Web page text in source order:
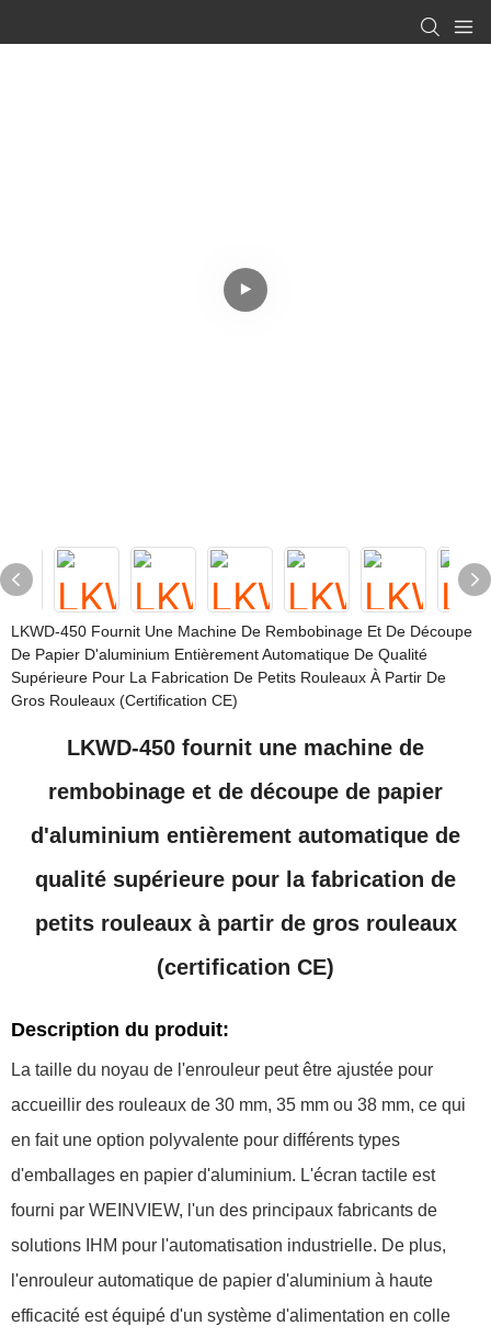
LKWD-450 Fournit Une Machine De Rembobinage Et De Découpe
De Papier D'aluminium Entièrement Automatique De Qualité
Supérieure Pour La Fabrication De Petits Rouleaux À Partir De
Gros Rouleaux (certification CE)
LKWD-450 fournit une machine de
rembobinage et de découpe de papier
d'aluminium entièrement automatique de
qualité supérieure pour la fabrication de
petits rouleaux à partir de gros rouleaux
(certification CE)
Description du produit:
La taille du noyau de l'enrouleur peut être ajustée pour
accueillir des rouleaux de 30 mm, 35 mm ou 38 mm, ce qui
en fait une option polyvalente pour différents types
d'emballages en papier d'aluminium. L'écran tactile est
fourni par WEINVIEW, l'un des principaux fabricants de
solutions IHM pour l'automatisation industrielle. De plus,
l'enrouleur automatique de papier d'aluminium à haute
efficacité est équipé d'un système d'alimentation en colle